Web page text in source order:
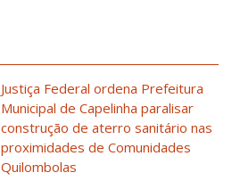
Justiça Federal ordena Prefeitura
Municipal de Capelinha paralisar
construção de aterro sanitário nas
proximidades de Comunidades
Quilombolas